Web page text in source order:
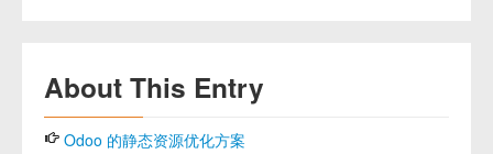
About This Entry
Odoo 的静态资源优化方案